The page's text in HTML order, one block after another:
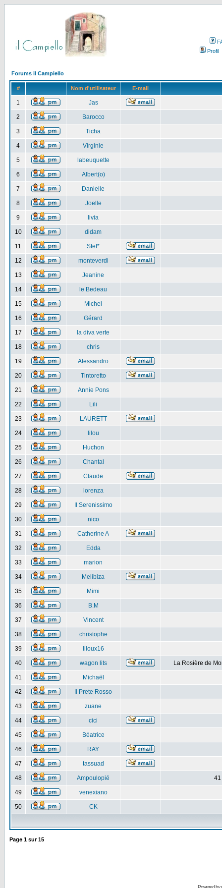
Profil
Forums il Campiello
# Nom d'utilisateur E-mail
1 Jas
2 Barocco
3 Ticha
4 Virginie
5 labeuquette
6 Albert(o)
7 Danielle
8 Joelle
9 livia
10 didam
11 Stef*
12 monteverdi
13 Jeanine
14 le Bedeau
15 Michel
16 Gérard
17 la diva verte
18 chris
19 Alessandro
20 Tintoretto
21 Annie Pons
22 Lili
23 LAURETT
24 lilou
25 Huchon
26 Chantal
27 Claude
28 lorenza
29 Il Serenissimo
30 nico
31 Catherine A
32 Edda
33 marion
34 Melibiza
35 Mimi
36 B.M
37 Vincent
38 christophe
39 liloux16
40 wagon lits La Rosière de
41 Michaël
42 Il Prete Rosso
43 zuane
44 cici
45 Béatrice
46 RAY
47 tassuad
48 Ampoulopié 41
49 venexiano
50 CK
Page 1 sur15
Powered by